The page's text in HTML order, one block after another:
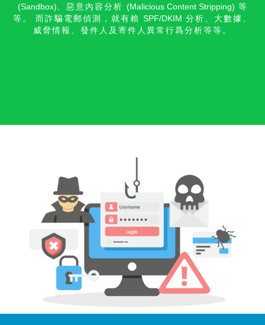
(Sandbox) 、惡意內容分析 (Malicious Content Stripping) 等
等。 而詐騙電郵偵測，就有賴 SPF/DKIM 分析、大數據、
威脅情報、發件人及寄件人異常行爲分析等等。